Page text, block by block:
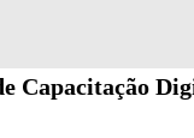
Capacitação